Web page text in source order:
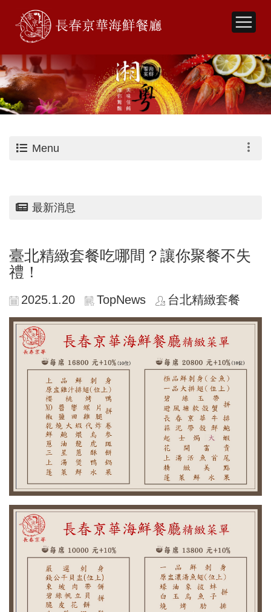
Menu
最新消息
臺北精緻套餐吃哪間？讓你聚餐不失
禮！
2025.1.20 TopNews 台北精緻套餐